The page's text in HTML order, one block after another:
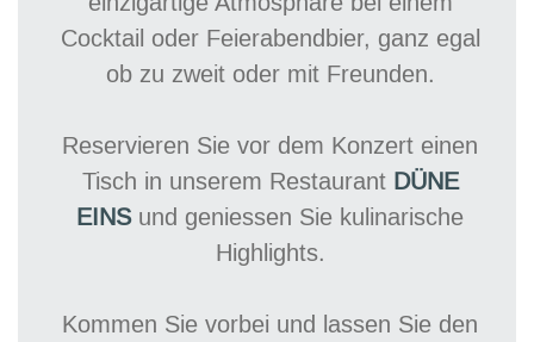
Cocktail oder Feierabendbier, ganz egal
ob zu zweit oder mit Freunden.
Reservieren Sie vor dem Konzert einen
Tisch in unserem Restaurant DÜNE
EINSund geniessen Sie kulinarische
Highlights.
Kommen Sie vorbei und lassen Sie den